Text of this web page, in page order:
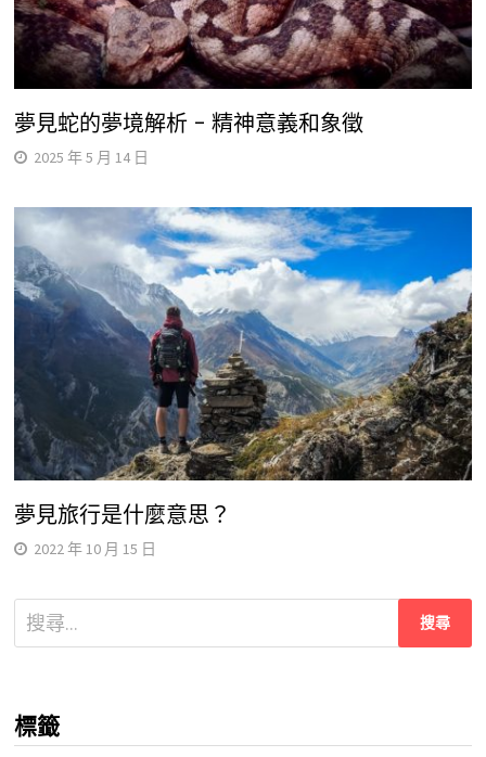
夢見蛇的夢境解析 – 精神意義和象徵
2025 年 5 月 14 日
夢見旅行是什麼意思？
2022 年 10 月 15 日
搜
尋
字:
標籤